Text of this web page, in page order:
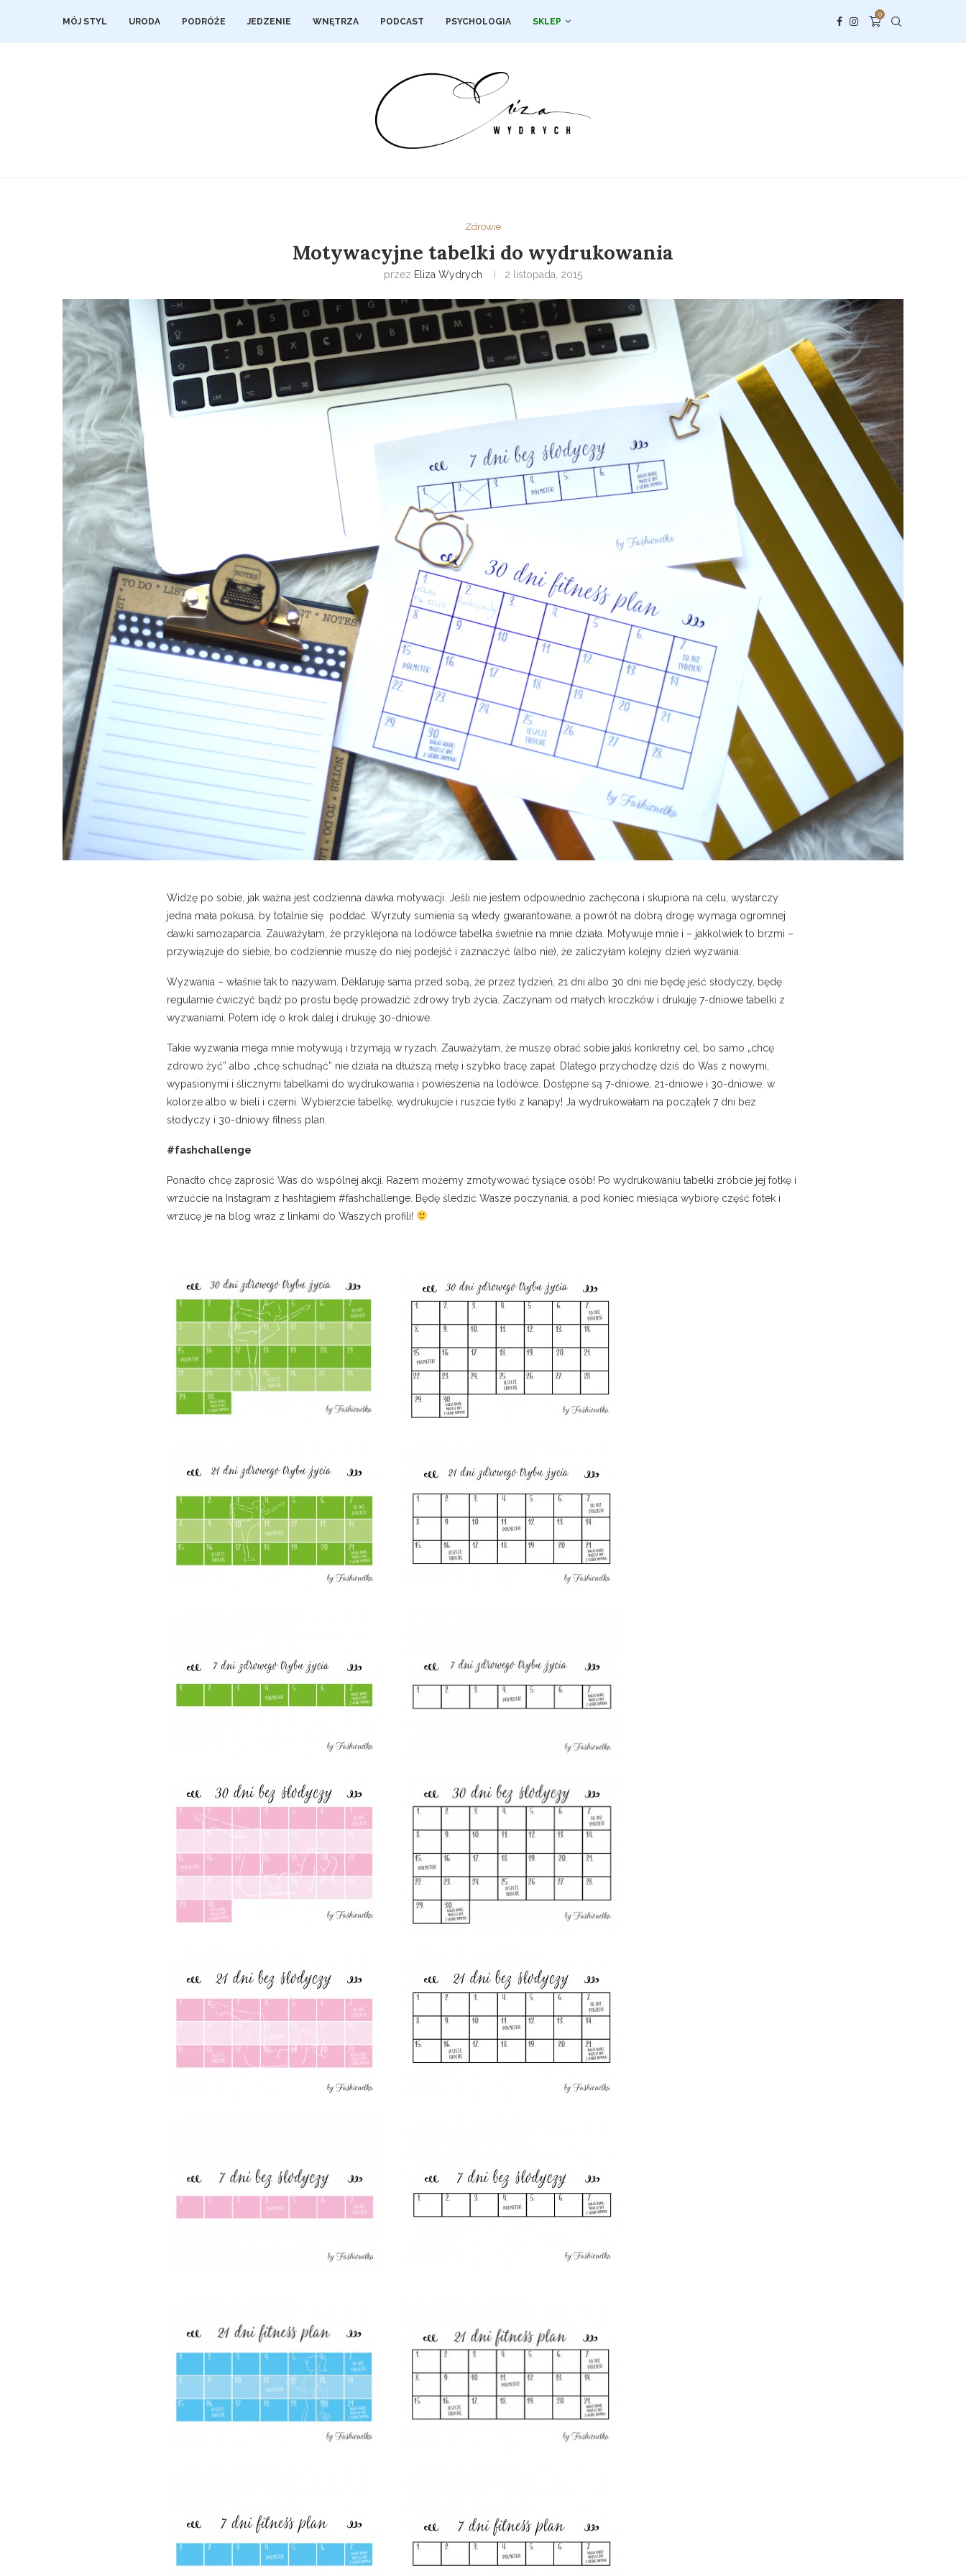
MÓJ STYL URODA PODRÓŻE JEDZENIE WNĘTRZA PODCAST PSYCHOLOGIA SKLEP
0
Zdrowie
Motywacyjne tabelki do wydrukowania
przez Eliza Wydrych 2 listopada, 2015
Widzę po sobie, jak ważna jest codzienna dawka motywacji. Jeśli nie jestem odpowiednio zachęcona i skupiona na celu, wystarczy
jedna mała pokusa, by totalnie się poddać. Wyrzuty sumienia są wtedy gwarantowane, a powrót na dobrą drogę wymaga ogromnej
dawki samozaparcia. Zauważyłam, że przyklejona na lodówce tabelka świetnie na mnie działa. Motywuje mnie i – jakkolwiek to brzmi –
przywiązuje do siebie, bo codziennie muszę do niej podejść i zaznaczyć (albo nie), że zaliczyłam kolejny dzień wyzwania.
Wyzwania – właśnie tak to nazywam. Deklaruję sama przed sobą, że przez tydzień, 21 dni albo 30 dni nie będę jeść słodyczy, będę
regularnie ćwiczyć bądź po prostu będę prowadzić zdrowy tryb życia. Zaczynam od małych kroczków i drukuję 7-dniowe tabelki z
wyzwaniami. Potem idę o krok dalej i drukuję 30-dniowe.
Takie wyzwania mega mnie motywują i trzymają w ryzach. Zauważyłam, że muszę obrać sobie jakiś konkretny cel, bo samo „chcę
zdrowo żyć” albo „chcę schudnąć” nie działa na dłuższą metę i szybko tracę zapał. Dlatego przychodzę dziś do Was z nowymi,
wypasionymi i ślicznymi tabelkami do wydrukowania i powieszenia na lodówce. Dostępne są 7-dniowe, 21-dniowe i 30-dniowe, w
kolorze albo w bieli i czerni. Wybierzcie tabelkę, wydrukujcie i ruszcie tyłki z kanapy! Ja wydrukowałam na początek 7 dni bez
słodyczy i 30-dniowy fitness plan.
#fashchallenge
Ponadto chcę zaprosić Was do wspólnej akcji. Razem możemy zmotywować tysiące osób! Po wydrukowaniu tabelki zróbcie jej fotkę i
wrzućcie na Instagram z hashtagiem #fashchallenge. Będę śledzić Wasze poczynania, a pod koniec miesiąca wybiorę część fotek i
wrzucę je na blog wraz z linkami do Waszych profili!